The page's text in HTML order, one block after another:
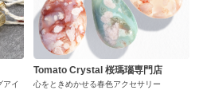
アイ
Tomato Crystal 桜瑪瑙専門店
心をときめかせる春色アクセサリー